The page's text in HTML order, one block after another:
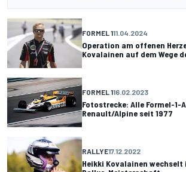
FORMEL 111.04.2024
Operation am offenen
Kovalainen auf dem Wege
FORMEL 116.02.2023
Fotostrecke: Alle Formel-1-
Renault/Alpine seit 1977
RALLYE17.12.2022
Heikki Kovalainen wechselt